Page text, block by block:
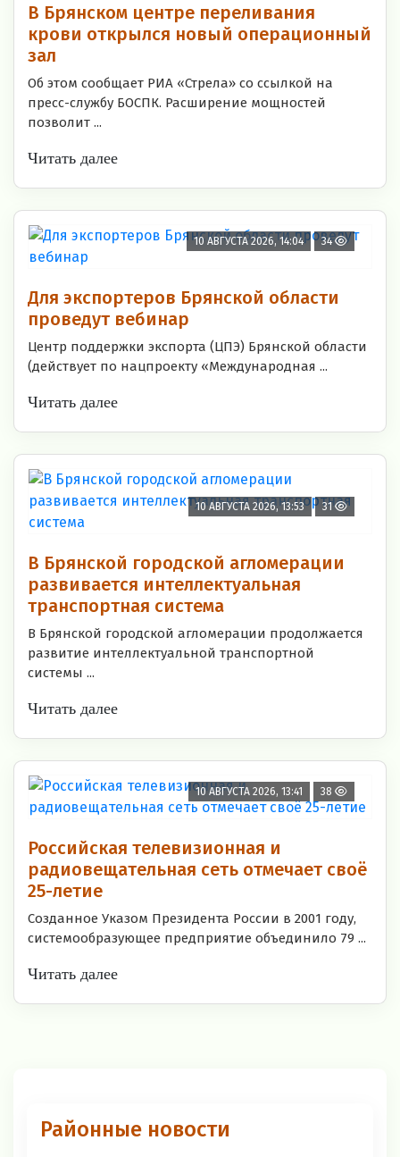
В Брянском центре переливания
крови открылся новый операционный
зал
Об этом сообщает РИА «Стрела» со ссылкой на
пресс-службу БОСПК. Расширение мощностей
позволит ...
Читать далее
10 АВГУСТА 2026, 14:04 34
Для экспортеров Брянской области
проведут вебинар
Центр поддержки экспорта (ЦПЭ) Брянской области
(действует по нацпроекту «Международная ...
Читать далее
10 АВГУСТА 2026, 13:53 31
В Брянской городской агломерации
развивается интеллектуальная
транспортная система
В Брянской городской агломерации продолжается
развитие интеллектуальной транспортной
системы ...
Читать далее
10 АВГУСТА 2026, 13:41 38
Российская телевизионная и
радиовещательная сеть отмечает своё
25-летие
Созданное Указом Президента России в 2001 году,
системообразующее предприятие объединило 79 ...
Читать далее
Районные новости